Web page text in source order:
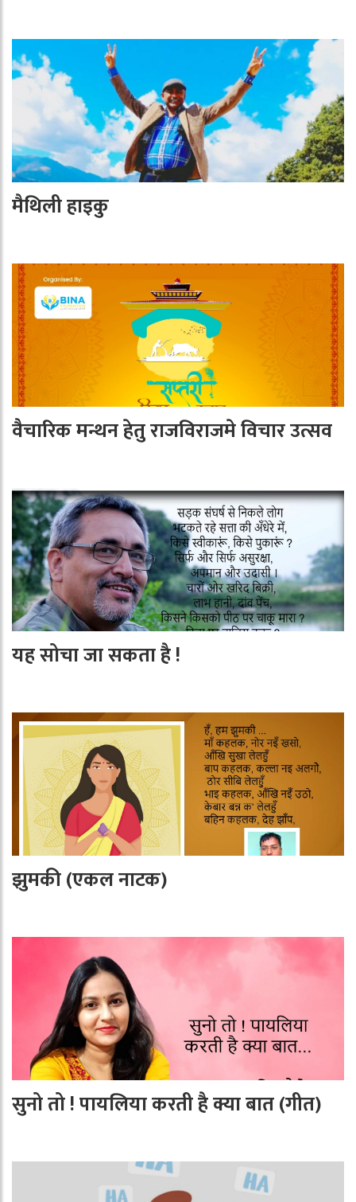
मैथिली हाइकु
वैचारिक मन्थन हेतु राजविराजमे विचार उत्सव
यह सोचा जा सकता है !
झुमकी (एकल नाटक)
सुनो तो ! पायलिया करती है क्या बात (गीत)